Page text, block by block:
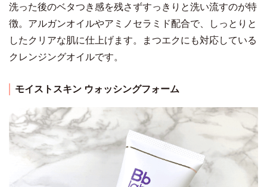
洗った後のベタつき感を残さずすっきりと洗い流すのが特
徴。アルガンオイルやアミノセラミド配合で、しっとりと
したクリアな肌に仕上げます。まつエクにも対応している
クレンジングオイルです。
モイストスキン ウォッシングフォーム